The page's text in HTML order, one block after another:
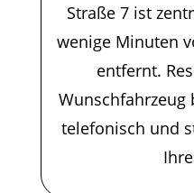
Straße 7 ist
wenige Minuten
entfernt.
telefonisch und